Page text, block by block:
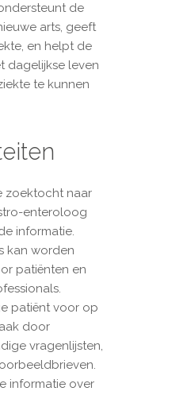
de
arts, geeft
en helpt de
dagelijkse leven
te kunnen
zoektocht naar
enteroloog
informatie.
kan worden
patiënten en
patiënt voor op
door
vragenlijsten,
informatie over